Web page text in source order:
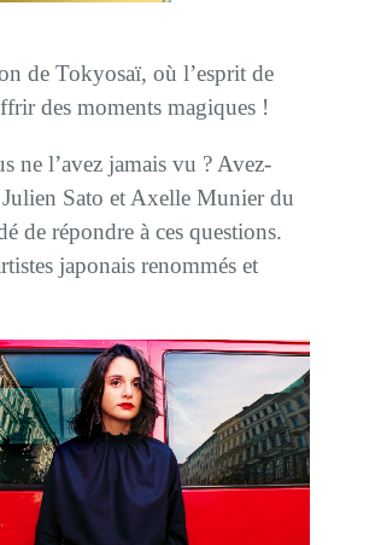
de Tokyosaï, où l’esprit de
des moments magiques !
ne l’avez jamais vu ? Avez-
Sato et Axelle Munier du
de répondre à ces questions.
japonais renommés et